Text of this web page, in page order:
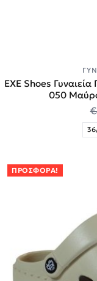
EXE Shoes
050
€
ΠΡΟΣΦΟΡΆ!